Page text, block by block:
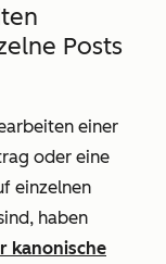
Posts
einer
oder eine
einzelnen
haben
kanonische